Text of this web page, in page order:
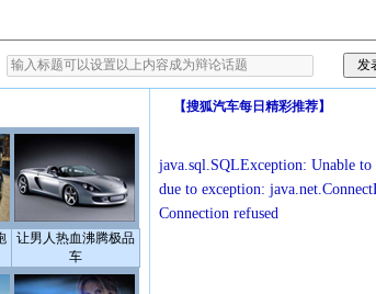
让男人热血沸腾极品
车
【搜狐汽车每日精彩推荐】
java.sql.SQLException: Unable to
due to exception:
Connection refused